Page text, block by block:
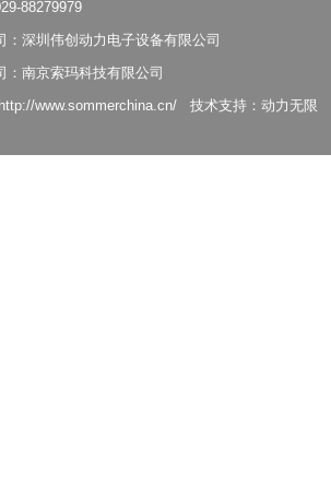
88279979
：深圳伟创动力电子设备有限公司
：南京索玛科技有限公司
http://www.sommerchina.cn/ 技术支持： 动力无限